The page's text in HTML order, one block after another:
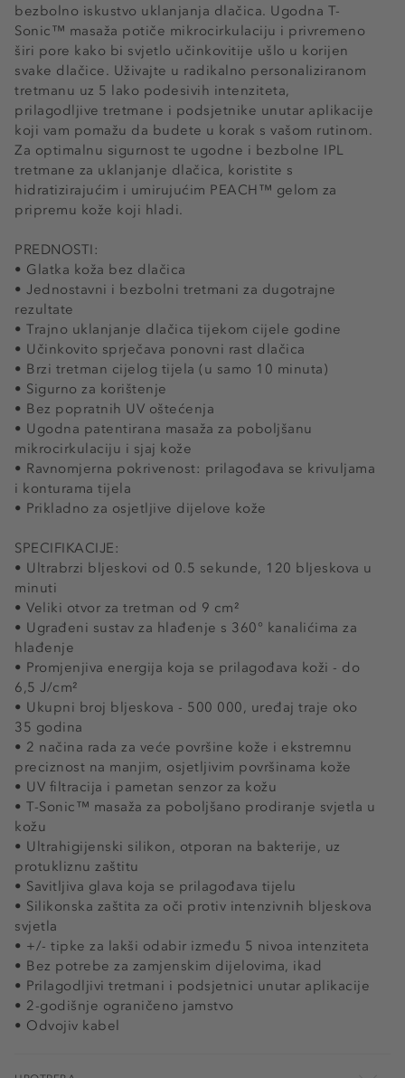
bezbolno iskustvo uklanjanja dlačica. Ugodna T-
Sonic™ masaža potiče mikrocirkulaciju i privremeno
širi pore kako bi svjetlo učinkovitije ušlo u korijen
svake dlačice. Uživajte u radikalno personaliziranom
tretmanu uz 5 lako podesivih intenziteta,
prilagodljive tretmane i podsjetnike unutar aplikacije
koji vam pomažu da budete u korak s vašom rutinom.
Za optimalnu sigurnost te ugodne i bezbolne IPL
tretmane za uklanjanje dlačica, koristite s
hidratizirajućim i umirujućim PEACH™ gelom za
pripremu kože koji hladi.
PREDNOSTI:
• Glatka koža bez dlačica
• Jednostavni i bezbolni tretmani za dugotrajne
rezultate
• Trajno uklanjanje dlačica tijekom cijele godine
• Učinkovito sprječava ponovni rast dlačica
• Brzi tretman cijelog tijela (u samo 10 minuta)
• Sigurno za korištenje
• Bez popratnih UV oštećenja
• Ugodna patentirana masaža za poboljšanu
mikrocirkulaciju i sjaj kože
• Ravnomjerna pokrivenost: prilagođava se krivuljama
i konturama tijela
• Prikladno za osjetljive dijelove kože
SPECIFIKACIJE:
• Ultrabrzi bljeskovi od 0.5 sekunde, 120 bljeskova u
minuti
• Veliki otvor za tretman od 9 cm²
• Ugrađeni sustav za hlađenje s 360° kanalićima za
hlađenje
• Promjenjiva energija koja se prilagođava koži - do
6,5 J/cm²
• Ukupni broj bljeskova - 500 000, uređaj traje oko
35 godina
• 2 načina rada za veće površine kože i ekstremnu
preciznost na manjim, osjetljivim površinama kože
• UV filtracija i pametan senzor za kožu
• T-Sonic™ masaža za poboljšano prodiranje svjetla u
kožu
• Ultrahigijenski silikon, otporan na bakterije, uz
protukliznu zaštitu
• Savitljiva glava koja se prilagođava tijelu
• Silikonska zaštita za oči protiv intenzivnih bljeskova
svjetla
• +/- tipke za lakši odabir između 5 nivoa intenziteta
• Bez potrebe za zamjenskim dijelovima, ikad
• Prilagodljivi tretmani i podsjetnici unutar aplikacije
• 2-godišnje ograničeno jamstvo
• Odvojiv kabel